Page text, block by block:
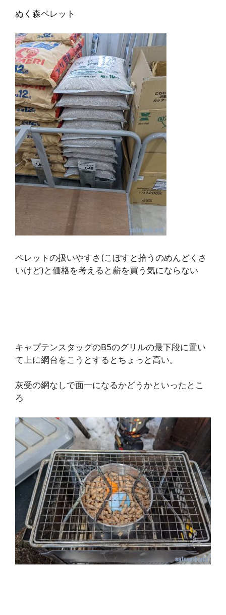
ぬく森ペレット
ペレットの扱いやすさ(こぼすと拾うのめんどくさ
いけど)と価格を考えると薪を買う気にならない
キャプテンスタッグのB5のグリルの最下段に置い
て上に網台をこうとするとちょっと高い。
灰受の網なしで面一になるかどうかといったとこ
ろ